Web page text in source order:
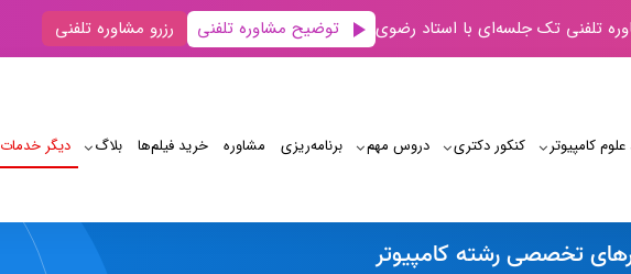
تلفنی تک جلسه‌ای با استاد رضوی توضیح مشاوره تلفنی رزرو مشاوره تلفنی
کامپیوتر کنکور دکتری دروس مهم برنامه‌‌ریزی مشاوره خرید فیلم‌ها بلاگ دیگر خدمات
تخصصی رشته کامپیوتر